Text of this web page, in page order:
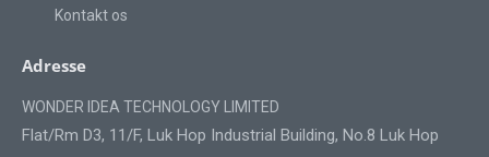
Kontakt os
Adresse
WONDER IDEA TECHNOLOGY LIMITED
Flat/Rm D3, 11/F, Luk Hop Industrial Building, No.8 Luk Hop